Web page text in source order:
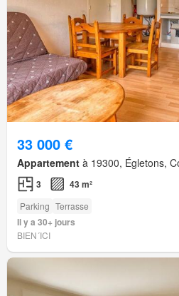
33 000 €
Appartement à 19300, Égletons,
3 43 m²
Parking Terrasse
Il y a 30+ jours
BIEN´ICI